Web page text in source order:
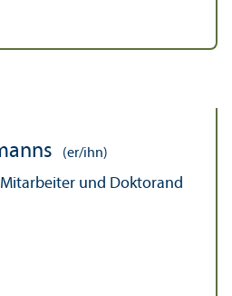
(er/ihn)
und Doktorand